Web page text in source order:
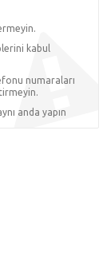
kabul
numaraları
anda yapın